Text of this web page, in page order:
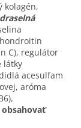
kolagén,
C), regulátor
látky
acesulfam
aróma